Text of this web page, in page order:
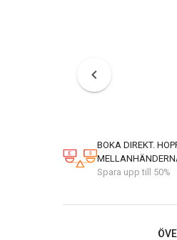
BOKA DIREKT.
Spara upp till 50%